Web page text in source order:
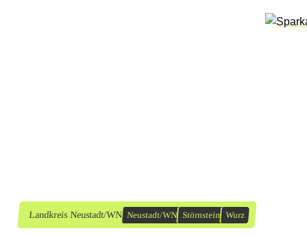
Landkreis Neustadt/WN Neustadt/WN Störnstein Wurz